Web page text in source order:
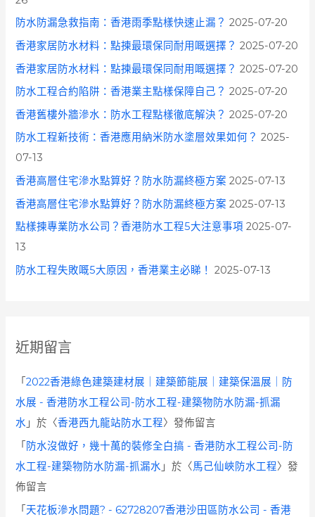
防水防漏急救指南：香港雨季點樣快速止漏？ 2025-07-20
香港家居防水材料：點揀最環保同耐用嘅選擇？ 2025-07-20
香港家居防水材料：點揀最環保同耐用嘅選擇？ 2025-07-20
防水工程合約陷阱：香港業主點樣保障自己？ 2025-07-20
香港舊樓外牆滲水：防水工程點樣徹底解決？ 2025-07-20
防水工程新技術：香港應用納米防水塗層效果如何？ 2025-
07-13
香港高層住宅滲水點算好？防水防漏終極方案 2025-07-13
香港高層住宅滲水點算好？防水防漏終極方案 2025-07-13
點樣揀專業防水公司？香港防水工程5大注意事項 2025-07-
13
防水工程失敗嘅5大原因，香港業主必睇！
2025-07-13
近期留言
「2022香港綠色建築建材展｜建築節能展｜建築保溫展｜防
水展 - 香港防水工程公司-防水工程-建築物防水防漏-抓漏
水 」於〈香港西九龍站防水工程〉發佈留言
「 防水沒做好，幾十萬的裝修全白搞 - 香港防水工程公司-防
水工程-建築物防水防漏-抓漏水 」於〈馬己仙峽防水工程〉發
佈留言
「 天花板滲水問題? - 62728207香港沙田區防水公司 - 香港